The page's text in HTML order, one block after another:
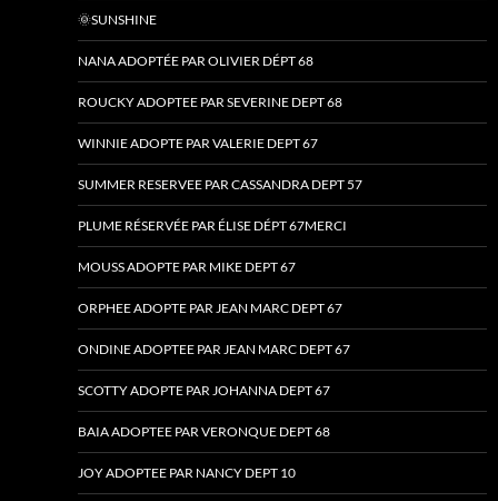
🌞SUNSHINE
NANA ADOPTÉE PAR OLIVIER DÉPT 68
ROUCKY ADOPTEE PAR SEVERINE DEPT 68
WINNIE ADOPTE PAR VALERIE DEPT 67
SUMMER RESERVEE PAR CASSANDRA DEPT 57
PLUME RÉSERVÉE PAR ÉLISE DÉPT 67MERCI
MOUSS ADOPTE PAR MIKE DEPT 67
ORPHEE ADOPTE PAR JEAN MARC DEPT 67
ONDINE ADOPTEE PAR JEAN MARC DEPT 67
SCOTTY ADOPTE PAR JOHANNA DEPT 67
BAIA ADOPTEE PAR VERONQUE DEPT 68
JOY ADOPTEE PAR NANCY DEPT 10